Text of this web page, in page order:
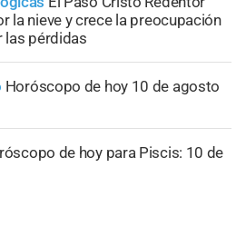
la nieve y crece la preocupación
las pérdidas
Horóscopo de hoy 10 de agosto
de hoy para Piscis: 10 de